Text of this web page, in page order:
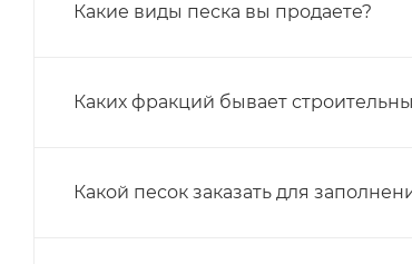
Какие виды песка вы продаете?
Каких фракций бывает
Какой песок заказать для